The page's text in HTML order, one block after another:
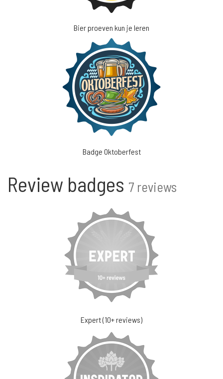
Bier proeven kun je leren
Badge Oktoberfest
Review badges 7 reviews
Expert (10+ reviews)